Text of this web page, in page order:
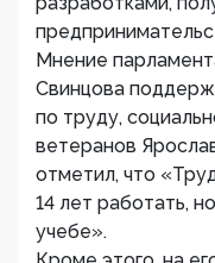
Мнение
Свинцова
по труду,
ветеранов
отметил, что
14 лет работать,
учебе».